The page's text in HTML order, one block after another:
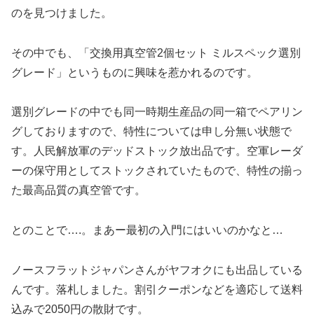
のを見つけました。
その中でも、「交換用真空管2個セット ミルスペック選別
グレード」というものに興味を惹かれるのです。
選別グレードの中でも同一時期生産品の同一箱でペアリン
グしておりますので、特性については申し分無い状態で
す。人民解放軍のデッドストック放出品です。空軍レーダ
ーの保守用としてストックされていたもので、特性の揃っ
た最高品質の真空管です。
とのことで….。まあー最初の入門にはいいのかなと…
ノースフラットジャパンさんがヤフオクにも出品している
んです。落札しました。割引クーポンなどを適応して送料
込みで2050円の散財です。